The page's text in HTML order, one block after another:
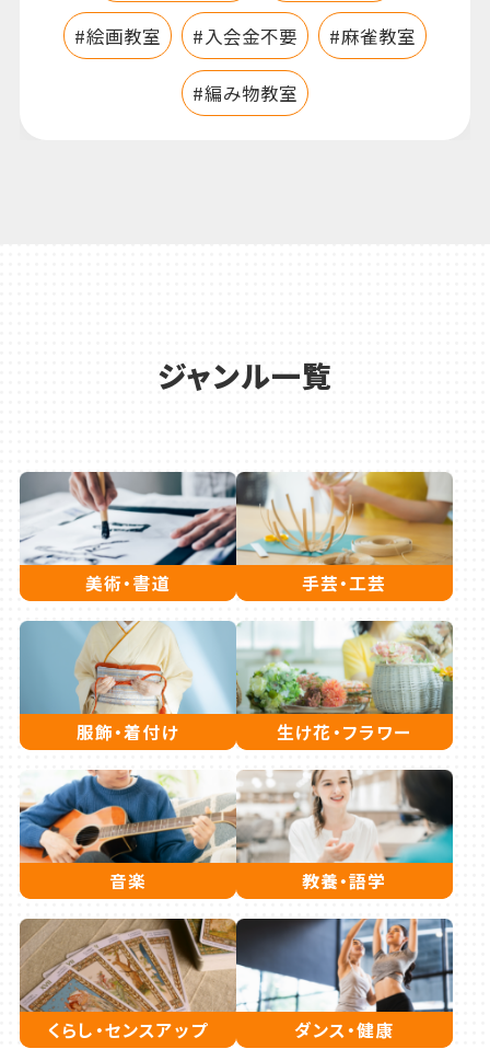
ジャンル一覧
美術・書道 手芸・工芸
服飾・着付け 生け花・フラワー
音楽 教養・語学
くらし・センスアップ ダンス・健康